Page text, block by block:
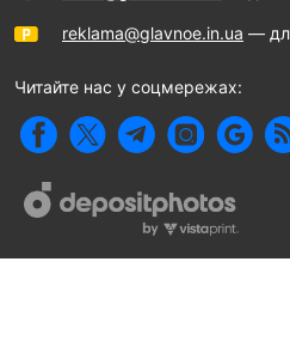
reklama@glavnoe.in.ua —
Читайте нас у соцмережах: